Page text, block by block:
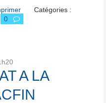
Catégories :
0
A LA